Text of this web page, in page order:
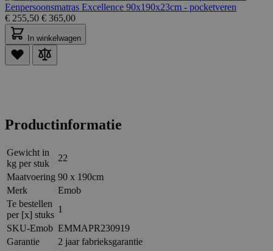
Eenpersoonsmatras Excellence 90x190x23cm - pocketveren
€ 255,50 € 365,00
In winkelwagen
Productinformatie
Gewicht in
kg per stuk
22
Maatvoering 90 x 190cm
Merk
Emob
Te bestellen
per [x] stuks
1
SKU-Emob EMMAPR230919
Garantie
2 jaar fabrieksgarantie